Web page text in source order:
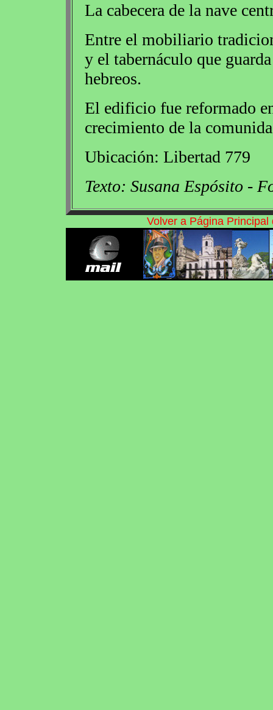
La cabecera de la nave
Entre el mobiliario
y el tabernáculo que
hebreos.
El edificio fue reformado
crecimiento de la
Ubicación: Libertad 779
Texto: Susana Espósito -
Volver a Página